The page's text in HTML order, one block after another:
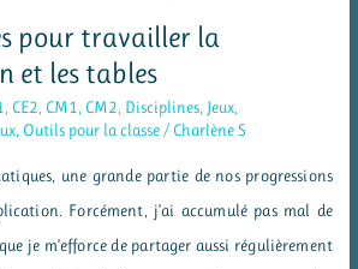
pour travailler la
et les tables
, CE2, CM1, CM2, Disciplines, Jeux,
, Outils pour la classe/ Charlène S
une grande partie de nos progressions
Forcément, j’ai accumulé pas mal de
je m’efforce de partager aussi régulièrement